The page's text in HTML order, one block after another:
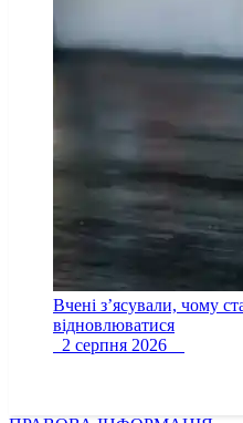
Вчені з’ясували, чому
відновлюватися
2 серпня 2026